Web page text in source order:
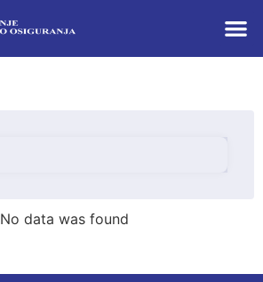
No data was found